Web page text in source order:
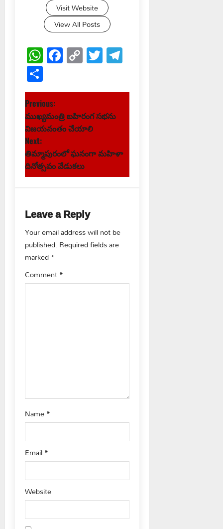
Visit Website
View All Posts
WhatsApp
Facebook
Copy
Link
Twitter
P
o
s
t
a
v
i
g
Previous:
ముఖ్యమంత్రి బహిరంగ సభను
విజయవంతం చేయాలి
Next:
తిమ్మాపురంలో ఘనంగా మహిళా
దినోత్సవం వేడుకలు
Leave a Reply
Your email address will not be
published. Required fields are
marked*
Comment*
Name*
Email*
Website